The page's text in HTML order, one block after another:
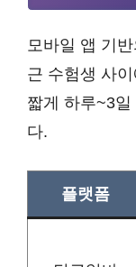
모바일 앱 기반
근 수험생 사
짧게 하루~3일
다.
플랫폼